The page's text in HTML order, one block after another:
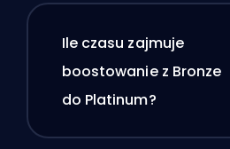
Ile czasu zajmuje
boostowanie z Bronze
do Platinum?